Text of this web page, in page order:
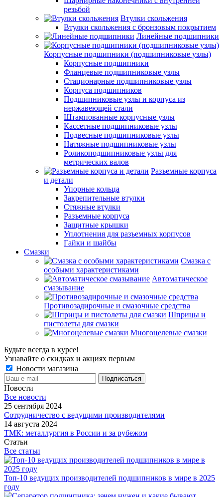
резьбой
Втулки скольжения
Втулки скольжения с бронзовым покрытием
Линейные подшипники
Корпусные подшипники (подшипниковые узлы)
Корпусные подшипники
Фланцевые подшипниковые узлы
Стационарные подшипниковые узлы
Корпуса подшипников
Подшипниковые узлы и корпуса из
нержавеющей стали
Штампованные корпусные узлы
Кассетные подшипниковые узлы
Подвесные подшипниковые узлы
Натяжные подшипниковые узлы
Роликоподшипниковые узлы для
метрических валов
Разъемные корпуса
и детали
Упорные кольца
Закрепительные втулки
Стяжные втулки
Разъемные корпуса
Защитные крышки
Уплотнения для разъемных корпусов
Гайки и шайбы
Смазки
Смазка с
особыми характеристиками
Автоматическое
смазывание
Противозадирочные и смазочные средства
Шприцы и
пистолеты для смазки
Многоцелевые смазки
Будьте всегда в курсе!
Узнавайте о скидках и акциях первым
Новости магазина
Новости
Все новости
25 сентября 2024
Сотрудничество с ведущими производителями
14 августа 2024
ТМК: металлургия в России и за рубежом
Статьи
Все статьи
Топ-10 ведущих производителей подшипников в мире в 2025
году